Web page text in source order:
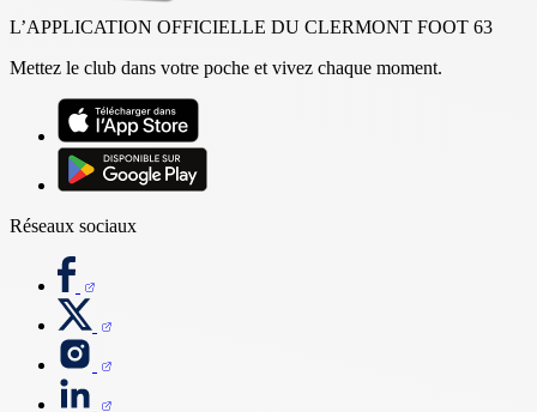
L’APPLICATION OFFICIELLE DU CLERMONT FOOT 63
Mettez le club dans votre poche et vivez chaque moment.
Réseaux sociaux